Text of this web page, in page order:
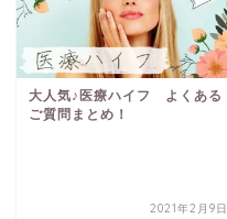
大人気♪医療ハイフ よくある
ご質問まとめ！
2021年2月9日